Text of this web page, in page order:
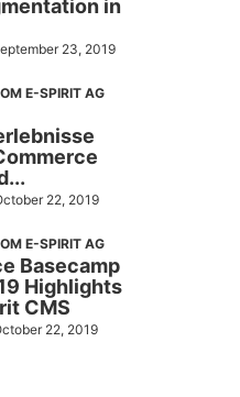
in
23, 2019
E-SPIRIT AG
22, 2019
E-SPIRIT AG
Basecamp
Highlights
CMS
22, 2019